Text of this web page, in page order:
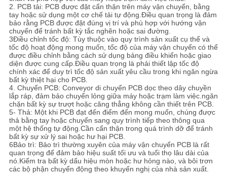
2. PCB tải: PCB được đặt cẩn thận trên máy vận chuyển, bằng
tay hoặc sử dụng một cơ chế tải tự động.Điều quan trọng là đảm
bảo rằng PCB được đặt đúng vị trí và phù hợp với hướng vận
chuyển để tránh bất kỳ tắc nghẽn hoặc sai đường.
3Điều chỉnh tốc độ: Tùy thuộc vào quy trình sản xuất cụ thể và
tốc độ hoạt động mong muốn, tốc độ của máy vận chuyển có thể
được điều chỉnh bằng cách sử dụng bảng điều khiển hoặc giao
diện được cung cấp.Điều quan trọng là phải thiết lập tốc độ
chính xác để duy trì tốc độ sản xuất yêu cầu trong khi ngăn ngừa
bất kỳ thiệt hại cho PCB.
4. Chuyển PCB: Conveyor di chuyển PCB dọc theo dây chuyền
lắp ráp, đảm bảo chuyển lỏng giữa máy hoặc trạm làm việc.ngăn
chặn bất kỳ sự trượt hoặc căng thẳng không cần thiết trên PCB.
5- Thả: Một khi PCB đạt đến điểm đến mong muốn, chúng được
thả bằng tay hoặc chuyển sang quy trình tiếp theo thông qua
một hệ thống tự động.Cần cẩn thận trong quá trình dỡ để tránh
bất kỳ sự xử lý sai hoặc hư hại PCB.
6Bảo trì: Bảo trì thường xuyên của máy vận chuyển PCB là rất
quan trọng để đảm bảo hiệu suất tối ưu và tuổi thọ lâu dài của
nó.Kiểm tra bất kỳ dấu hiệu mòn hoặc hư hỏng nào, và bôi trơn
các bộ phận chuyển động theo khuyến nghị của nhà sản xuất.